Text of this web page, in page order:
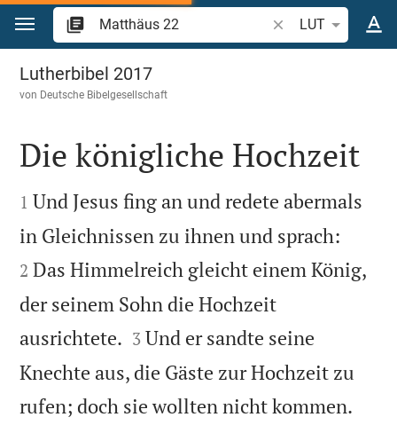
Zum Inhalt springen
Bibelstelle oder
LUT
Matthäus 22
Lutherbibel 2017
von Deutsche Bibelgesellschaft

Die königliche Hochzeit

1 Und Jesus fing an und redete abermals
in Gleichnissen zu ihnen und sprach:
2 Das Himmelreich gleicht einem König,
der seinem Sohn die Hochzeit
ausrichtete. 

3 Und er sandte seine
Knechte aus, die Gäste zur Hochzeit zu
rufen; doch sie wollten nicht kommen.